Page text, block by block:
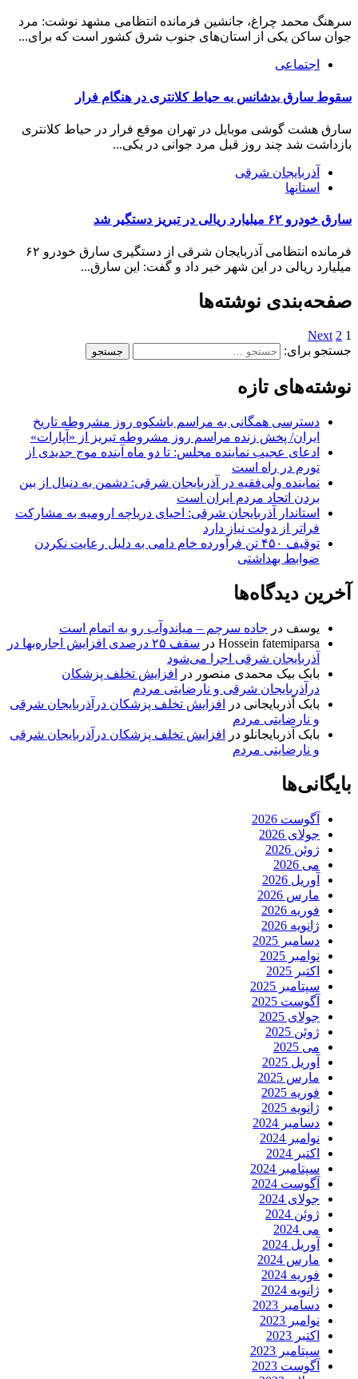
سرهنگ محمد چراغ، جانشین فرمانده انتظامی مشهد نوشت: مرد
جوان ساکن یکی از استان‌های جنوب شرق کشور است که برای...
اجتماعی
سقوط سارق بدشانس به حیاط کلانتری در هنگام فرار
سارق هشت گوشی موبایل در تهران موقع فرار در حیاط کلانتری
بازداشت شد چند روز قبل مرد جوانی در یکی...
آذربایجان شرقی
استانها
سارق خودرو ۶۲ میلیارد ریالی در تبریز دستگیر شد
فرمانده انتظامی آذربایجان شرقی از دستگیری سارق خودرو ۶۲
میلیارد ریالی در این شهر خبر داد و گفت: این سارق...
صفحه‌بندی نوشته‌ها
1
2
Next
جستجو برای:
نوشته‌های تازه
دسترسی همگانی به مراسم باشکوه روز مشروطه تاریخ
ایران/ پخش زنده مراسم روز مشروطه تبریز از «آپارات»
ادعای عجیب نماینده مجلس: تا دو ماه آینده موج جدیدی از
تورم در راه است
نماینده ولی‌فقیه در آذربایجان شرقی: دشمن به دنبال از بین
بردن اتحاد مردم ایران است
استاندار آذربایجان شرقی: احیای دریاچه ارومیه به مشارکت
فراتر از دولت نیاز دارد
توقیف ۴۵۰ تن فرآورده خام دامی به دلیل رعایت نکردن
ضوابط بهداشتی
آخرین دیدگاه‌ها
یوسف در جاده سرچم – میاندوآب رو به اتمام است
Hossein fatemiparsa در
سقف ۲۵ درصدی افزایش اجاره‌بها در
آذربایجان شرقی اجرا می‌شود
بابک بیک محمدی منصور در
افزایش تخلف پزشکان
درآذربایجان شرقی و نارضایتی مردم
بابک آذربایجانی در
افزایش تخلف پزشکان درآذربایجان شرقی
و نارضایتی مردم
بابک آذربایجانلو در
افزایش تخلف پزشکان درآذربایجان شرقی
و نارضایتی مردم
بایگانی‌ها
آگوست 2026
جولای 2026
ژوئن 2026
می 2026
آوریل 2026
مارس 2026
فوریه 2026
ژانویه 2026
دسامبر 2025
نوامبر 2025
اکتبر 2025
سپتامبر 2025
آگوست 2025
جولای 2025
ژوئن 2025
می 2025
آوریل 2025
مارس 2025
فوریه 2025
ژانویه 2025
دسامبر 2024
نوامبر 2024
اکتبر 2024
سپتامبر 2024
آگوست 2024
جولای 2024
ژوئن 2024
می 2024
آوریل 2024
مارس 2024
فوریه 2024
ژانویه 2024
دسامبر 2023
نوامبر 2023
اکتبر 2023
سپتامبر 2023
آگوست 2023